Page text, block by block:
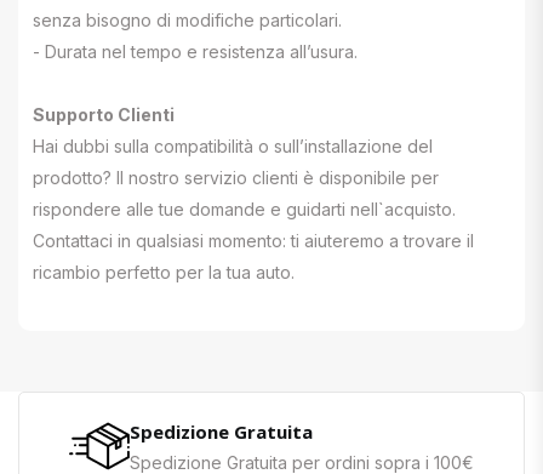
senza bisogno di modifiche particolari.
- Durata nel tempo e resistenza all’usura.
Supporto Clienti
Hai dubbi sulla compatibilità o sull’installazione del
prodotto? Il nostro servizio clienti è disponibile per
rispondere alle tue domande e guidarti nell`acquisto.
Contattaci in qualsiasi momento: ti aiuteremo a trovare il
ricambio perfetto per la tua auto.
Spedizione Gratuita
Spedizione Gratuita per ordini sopra i 100€